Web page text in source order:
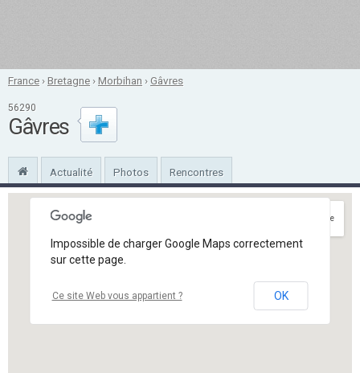
France ›Bretagne ›Morbihan ›Gâvres
56290
Gâvres
Actualité Photos Rencontres
Impossible de charger Google Maps correctement
sur cette page.
Ce site Web vous appartient ? OK
Itinéraire